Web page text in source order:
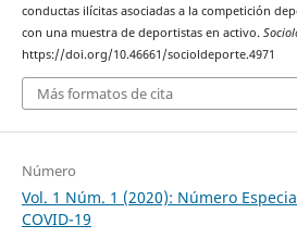
conductas ilícitas asociadas a la competición
con una muestra de deportistas en activo.
https://doi.org/10.46661/socioldeporte.4971
Más formatos de cita
Número
Vol. 1 Núm. 1 (2020): Número
COVID-19